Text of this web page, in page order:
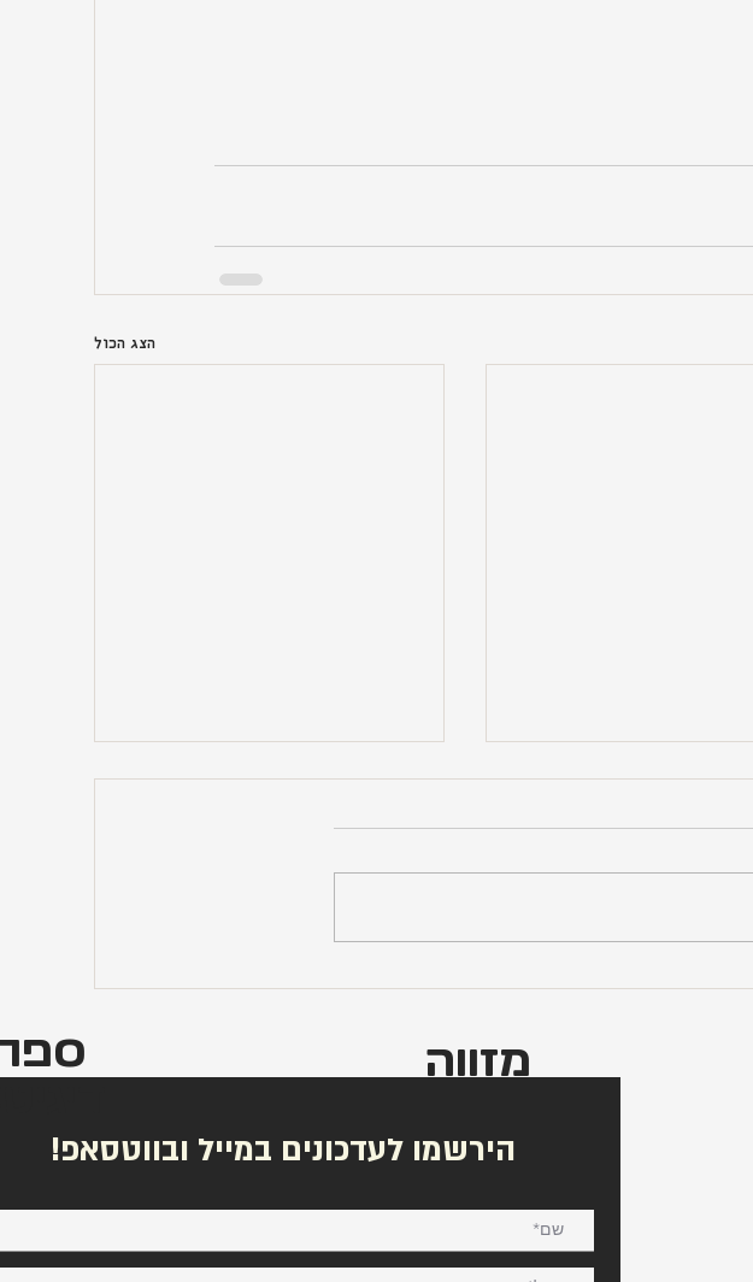
הצג הכול
הירשמו לעדכונים במייל ובווטסאפ!
מזווה